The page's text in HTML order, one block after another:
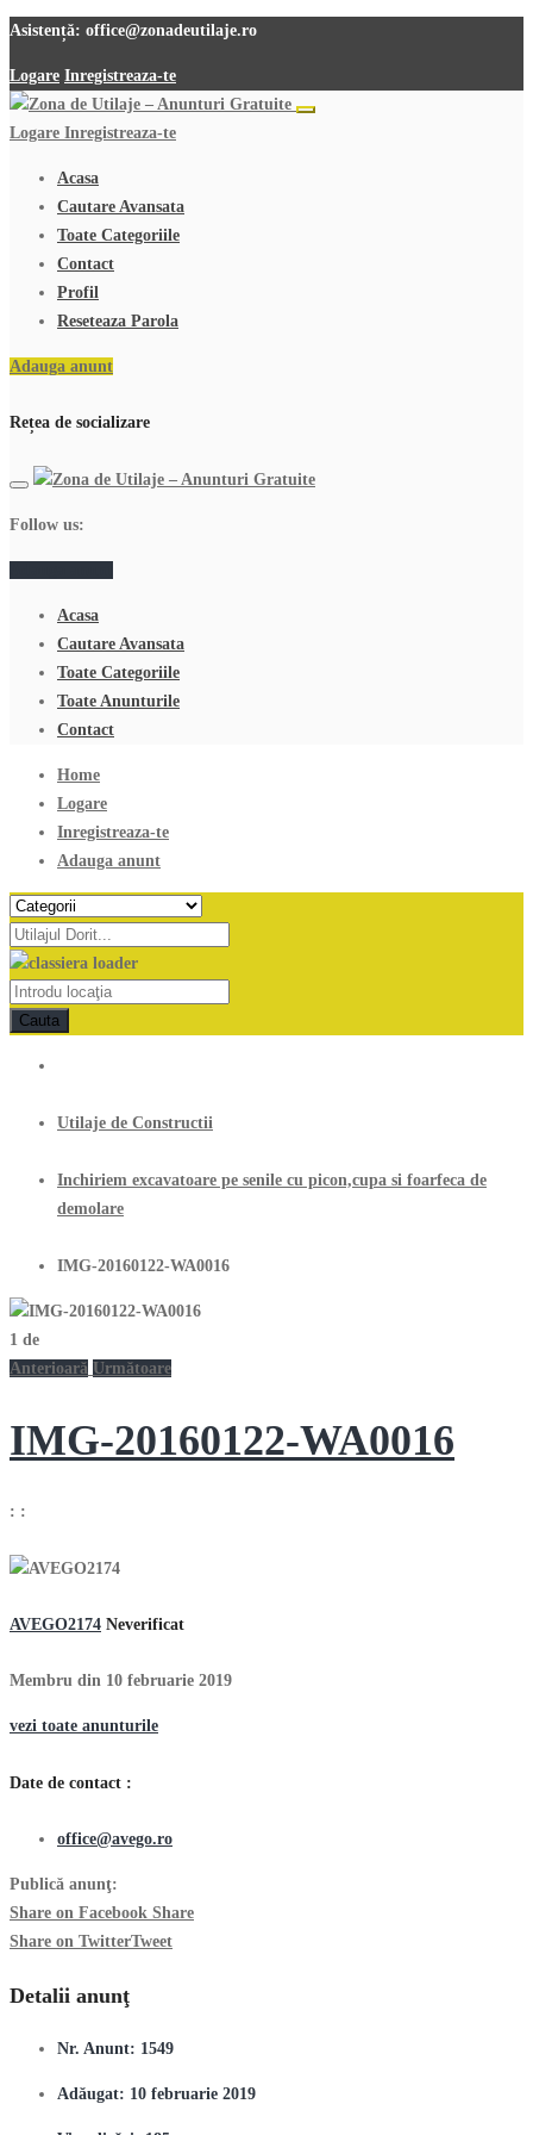
Asistență: office@zonadeutilaje.ro
Logare Inregistreaza-te
Logare Inregistreaza-te
Acasa
Cautare Avansata
Toate Categoriile
Contact
Profil
Reseteaza Parola
Adauga anunt
Rețea de socializare
Follow us:
Acasa
Cautare Avansata
Toate Categoriile
Toate Anunturile
Contact
Home
Logare
Inregistreaza-te
Adauga anunt
Cauta
Utilaje de Constructii
Inchiriem excavatoare pe senile cu picon,cupa si foarfeca de
demolare
IMG-20160122-WA0016
1 de
Anterioară Următoare
IMG-20160122-WA0016
: :
AVEGO2174 Neverificat
Membru din 10 februarie 2019
vezi toate anunturile
Date de contact :
office@avego.ro
Publică anunţ:
Share on Facebook Share
Share on TwitterTweet
Detalii anunţ
Nr. Anunt: 1549
Adăugat: 10 februarie 2019